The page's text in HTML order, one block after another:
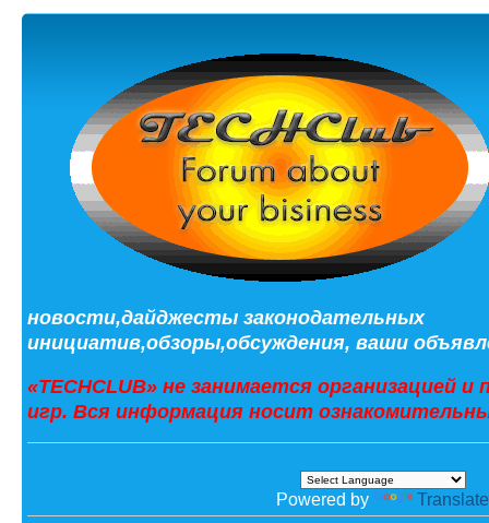
новости,дайджесты законодательных
инициатив,обзоры,обсуждения, ваши
«TECHCLUB» не занимается организацией
игр. Вся информация носит
Powered by Translate